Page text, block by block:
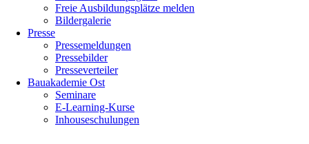
Freie Ausbildungsplätze melden
Bildergalerie
Presse
Pressemeldungen
Pressebilder
Presseverteiler
Bauakademie Ost
Seminare
E-Learning-Kurse
Inhouseschulungen